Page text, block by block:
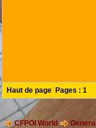
Haut de page Pages : 1
CFPOI World General